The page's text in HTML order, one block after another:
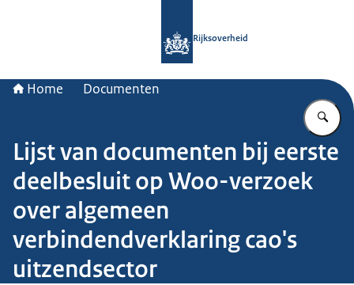
Rijksoverheid
Home Documenten
Lijst van documenten bij eerste
deelbesluit op Woo-verzoek
over algemeen
verbindendverklaring cao's
uitzendsector